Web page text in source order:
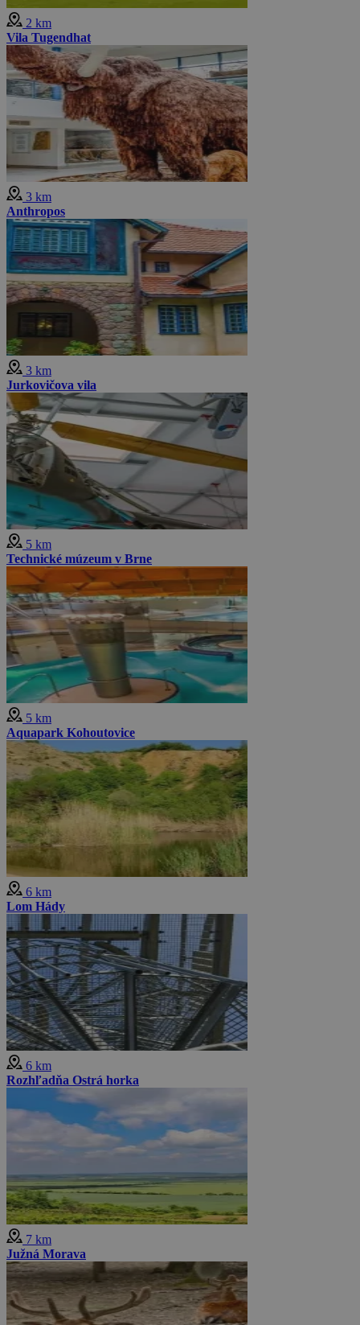
2 km
Vila Tugendhat
3 km
Anthropos
3 km
Jurkovičova vila
5 km
Technické múzeum v Brne
5 km
Aquapark Kohoutovice
6 km
Lom Hády
6 km
Rozhľadňa Ostrá horka
7 km
Južná Morava